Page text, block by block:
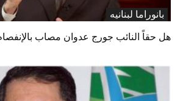
بانوراما لبنانیه
هل حقاً النائب جورج عدوان مصاب